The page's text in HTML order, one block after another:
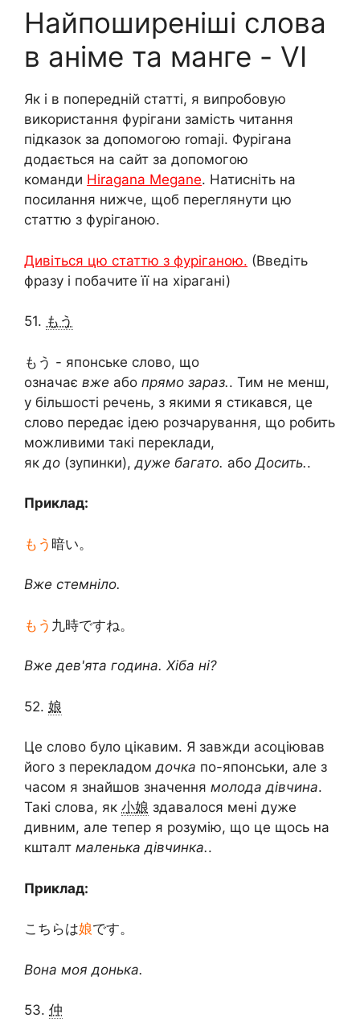
Найпоширеніші слова
в аніме та манге - VI
Як і в попередній статті, я випробовую
використання фурігани замість читання
підказок за допомогою romaji. Фурігана
додається на сайт за допомогою
команди Hiragana Megane. Натисніть на
посилання нижче, щоб переглянути цю
статтю з фуріганою.
Дивіться цю статтю з фуріганою. (Введіть
фразу і побачите її на хірагані)
51. もう
もう - японське слово, що
означає вже або прямо зараз.. Тим не менш,
у більшості речень, з якими я стикався, це
слово передає ідею розчарування, що робить
можливими такі переклади,
як до (зупинки), дуже багато. або Досить..
Приклад:
もう 暗い。
Вже стемніло.
もう 九時ですね。
Вже дев'ята година. Хіба ні?
52. 娘
Це слово було цікавим. Я завжди асоціював
його з перекладомдочка по-японськи, але з
часом я знайшов значення молода дівчина.
Такі слова, як 小娘 здавалося мені дуже
дивним, але тепер я розумію, що це щось на
кшталт маленька дівчинка..
Приклад:
こちらは娘です。
Вона моя донька.
53. 仲